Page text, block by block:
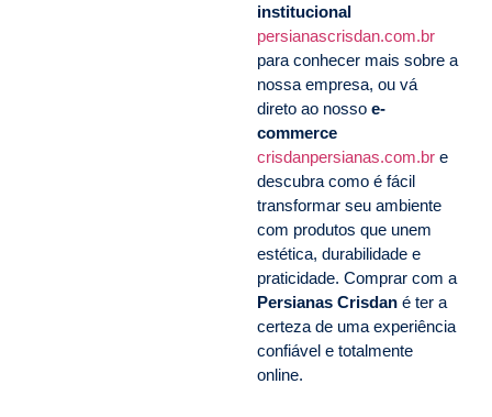
institucional
persianascrisdan.com.br
para conhecer mais sobre a
nossa empresa, ou vá
direto ao nosso e-
commerce
crisdanpersianas.com.br e
descubra como é fácil
transformar seu ambiente
com produtos que unem
estética, durabilidade e
praticidade. Comprar com a
Persianas Crisdan é ter a
certeza de uma experiência
confiável e totalmente
online.